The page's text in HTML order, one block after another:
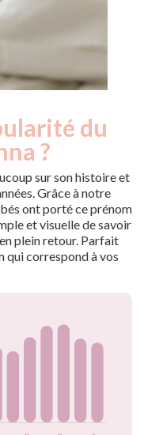
du
?
sur son histoire et
Grâce à notre
ont porté ce prénom
et visuelle de savoir
plein retour. Parfait
qui correspond à vos